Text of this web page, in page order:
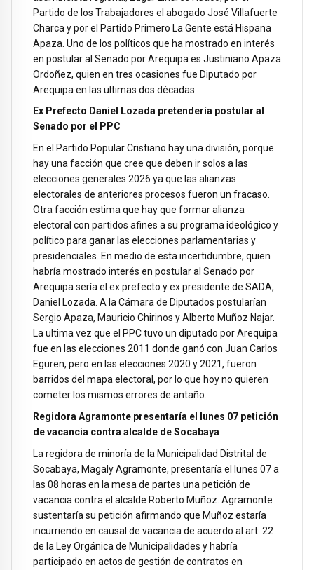
Partido de los Trabajadores el abogado José Villafuerte
Charca y por el Partido Primero La Gente está Hispana
Apaza. Uno de los políticos que ha mostrado en interés
en postular al Senado por Arequipa es Justiniano Apaza
Ordoñez, quien en tres ocasiones fue Diputado por
Arequipa en las ultimas dos décadas.
Ex Prefecto Daniel Lozada pretendería postular al
Senado por el PPC
En el Partido Popular Cristiano hay una división, porque
hay una facción que cree que deben ir solos a las
elecciones generales 2026 ya que las alianzas
electorales de anteriores procesos fueron un fracaso.
Otra facción estima que hay que formar alianza
electoral con partidos afines a su programa ideológico y
político para ganar las elecciones parlamentarias y
presidenciales. En medio de esta incertidumbre, quien
habría mostrado interés en postular al Senado por
Arequipa sería el ex prefecto y ex presidente de SADA,
Daniel Lozada. A la Cámara de Diputados postularían
Sergio Apaza, Mauricio Chirinos y Alberto Muñoz Najar.
La ultima vez que el PPC tuvo un diputado por Arequipa
fue en las elecciones 2011 donde ganó con Juan Carlos
Eguren, pero en las elecciones 2020 y 2021, fueron
barridos del mapa electoral, por lo que hoy no quieren
cometer los mismos errores de antaño.
Regidora Agramonte presentaría el lunes 07 petición
de vacancia contra alcalde de Socabaya
La regidora de minoría de la Municipalidad Distrital de
Socabaya, Magaly Agramonte, presentaría el lunes 07 a
las 08 horas en la mesa de partes una petición de
vacancia contra el alcalde Roberto Muñoz. Agramonte
sustentaría su petición afirmando que Muñoz estaría
incurriendo en causal de vacancia de acuerdo al art. 22
de la Ley Orgánica de Municipalidades y habría
participado en actos de gestión de contratos en